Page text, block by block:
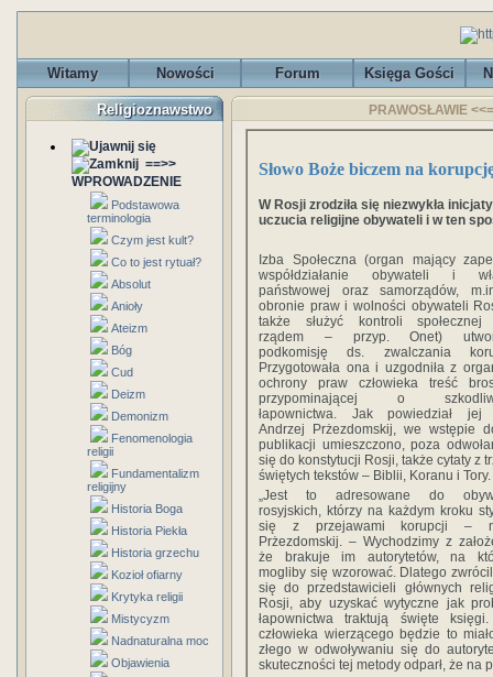
Witamy Nowości Forum Księga Gości
Religioznawstwo
==>>
WPROWADZENIE
Podstawowa
terminologia
Czym jest kult?
Co to jest rytuał?
Absolut
Anioły
Ateizm
Bóg
Cud
Deizm
Demonizm
Fenomenologia
religii
Fundamentalizm
religijny
Historia Boga
Historia Piekła
Historia grzechu
Kozioł ofiarny
Krytyka religii
Mistycyzm
Nadnaturalna moc
Objawienia
PRAWOSŁAWIE
Słowo Boże biczem na
W Rosji zrodziła się niezwykła
uczucia religijne obywateli i w ten
Izba Społeczna (organ mający
współdziałanie obywateli i
państwowej oraz samorządów,
obronie praw i wolności obywateli
także służyć kontroli społecznej
rządem – przyp. Onet)
podkomisję ds. zwalczania
Przygotowała ona i uzgodniła z
ochrony praw człowieka treść
przypominającej o
łapownictwa. Jak powiedział jej
Andrzej Prżezdomskij, we wstępie
publikacji umieszczono, poza
się do konstytucji Rosji, także cytaty z
świętych tekstów – Biblii, Koranu i Tory.
„Jest to adresowane do
rosyjskich, którzy na każdym kroku
się z przejawami korupcji –
Prżezdomskij. – Wychodzimy z
że brakuje im autorytetów, na
mogliby się wzorować. Dlatego
się do przedstawicieli głównych
Rosji, aby uzyskać wytyczne jak
łapownictwa traktują święte
człowieka wierzącego będzie to
złego w odwoływaniu się do
skuteczności tej metody odparł, że na